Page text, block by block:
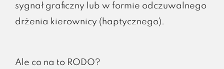
sygnał graficzny lub w formie odczuwalnego
drżenia kierownicy (haptycznego).
Ale co na to RODO?